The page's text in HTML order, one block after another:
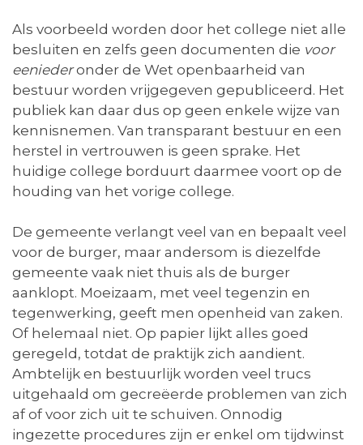
Als voorbeeld worden door het college niet alle
besluiten en zelfs geen documenten die voor
eeniederonder de Wet openbaarheid van
bestuur worden vrijgegeven gepubliceerd. Het
publiek kan daar dus op geen enkele wijze van
kennisnemen. Van transparant bestuur en een
herstel in vertrouwen is geen sprake. Het
huidige college borduurt daarmee voort op de
houding van het vorige college.
De gemeente verlangt veel van en bepaalt veel
voor de burger, maar andersom is diezelfde
gemeente vaak niet thuis als de burger
aanklopt. Moeizaam, met veel tegenzin en
tegenwerking, geeft men openheid van zaken.
Of helemaal niet. Op papier lijkt alles goed
geregeld, totdat de praktijk zich aandient.
Ambtelijk en bestuurlijk worden veel trucs
uitgehaald om gecreëerde problemen van zich
af of voor zich uit te schuiven. Onnodig
ingezette procedures zijn er enkel om tijdwinst